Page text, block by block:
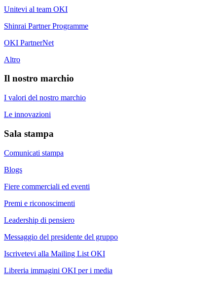
Unitevi al team OKI
Shinrai Partner Programme
OKI PartnerNet
Altro
Il nostro marchio
I valori del nostro marchio
Le innovazioni
Sala stampa
Comunicati stampa
Blogs
Fiere commerciali ed eventi
Premi e riconoscimenti
Leadership di pensiero
Messaggio del presidente del gruppo
Iscrivetevi alla Mailing List OKI
Libreria immagini OKI per i media